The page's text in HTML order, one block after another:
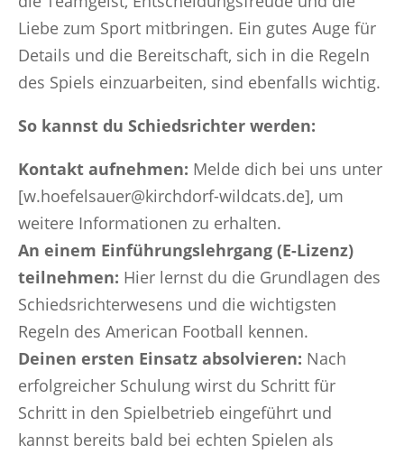
Liebe zum Sport mitbringen. Ein gutes Auge für
Details und die Bereitschaft, sich in die Regeln
des Spiels einzuarbeiten, sind ebenfalls wichtig.
So kannst du Schiedsrichter werden:
Kontakt aufnehmen: Melde dich bei uns unter
[w.hoefelsauer@kirchdorf-wildcats.de], um
weitere Informationen zu erhalten.
An einem Einführungslehrgang (E-Lizenz)
teilnehmen: Hier lernst du die Grundlagen des
Schiedsrichterwesens und die wichtigsten
Regeln des American Football kennen.
Deinen ersten Einsatz absolvieren: Nach
erfolgreicher Schulung wirst du Schritt für
Schritt in den Spielbetrieb eingeführt und
kannst bereits bald bei echten Spielen als